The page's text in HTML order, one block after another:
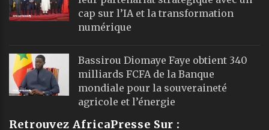
cap sur l’IA et la transformation
numérique
Bassirou Diomaye Faye obtient 340
milliards FCFA de la Banque
mondiale pour la souveraineté
agricole et l’énergie
Retrouvez AfricaPresse Sur :